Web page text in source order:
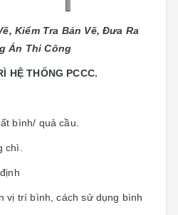
Kiểm Tra Bản Vẽ, Đưa Ra
Án Thi Công
THỐNG PCCC.
bình/ quả cầu.
chì.
vị trí bình, cách sử dụng bình